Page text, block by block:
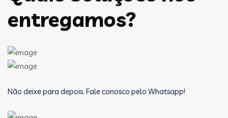
entregamos?
Não deixe para depois. Fale conosco pelo Whatsapp!